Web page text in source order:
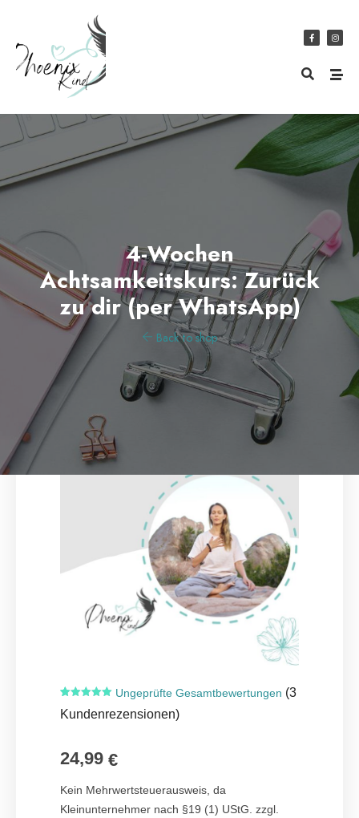
4-Wochen
Achtsamkeitskurs: Zurück
zu dir (per WhatsApp)
Back to shop
5.00 von 5,
rtungen
Ungeprüfte Gesamtbewertungen (3
Kundenrezensionen)
24,99 €
Kein Mehrwertsteuerausweis, da
Kleinunternehmer nach §19 (1) UStG. zzgl.